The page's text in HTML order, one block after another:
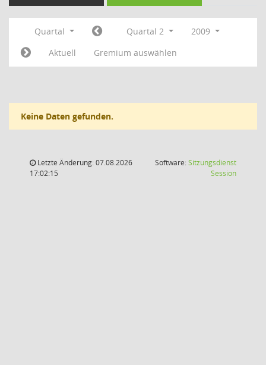
Quartal Quartal 2
2009
Aktuell
Gremium auswählen
Keine Daten gefunden.
Letzte Änderung: 07.08.2026
17:02:15
Software:Sitzungsdienst
Session(Wird in